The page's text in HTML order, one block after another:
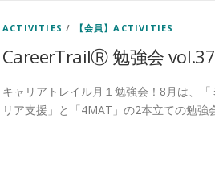
ACTIVITIES / 【会員】ACTIVITIES
CareerTrailⓇ 勉強会 vol.37
キャリアトレイル月１勉強会！8月は、
リア支援」と「4MAT」の2本立ての勉強